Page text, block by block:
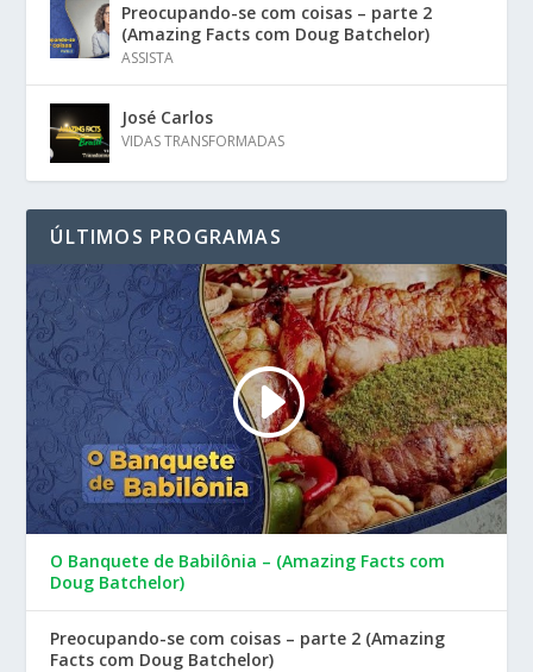
Preocupando-se com coisas – parte 2
(Amazing Facts com Doug Batchelor)
ASSISTA
José Carlos
VIDAS TRANSFORMADAS
ÚLTIMOS PROGRAMAS
O Banquete de Babilônia – (Amazing Facts com
Doug Batchelor)
Preocupando-se com coisas – parte 2 (Amazing
Facts com Doug Batchelor)